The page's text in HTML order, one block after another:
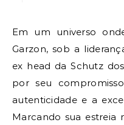
Em um universo onde a efemeridade domina, a
Garzon, sob a
ex head da Schutz
por seu
autenticidade e a
Marcando sua estreia